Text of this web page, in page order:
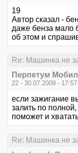
19
Автор сказал -
даже бенза мало
об этом и
Re: Машинка не
Перпетум
22 - 30.07.2009 - 17:57
если зажигание
залить по
поможет и
Re: Машинка не